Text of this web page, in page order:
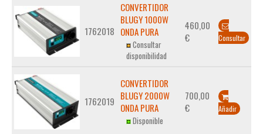
1762018
CONVERTIDOR
BLUGY 1000W
ONDA PURA
Consultar
disponibilidad
460,00
€
Consultar
1762019
CONVERTIDOR
BLUGY 2000W
ONDA PURA
Disponible
700,00
€
Añadir